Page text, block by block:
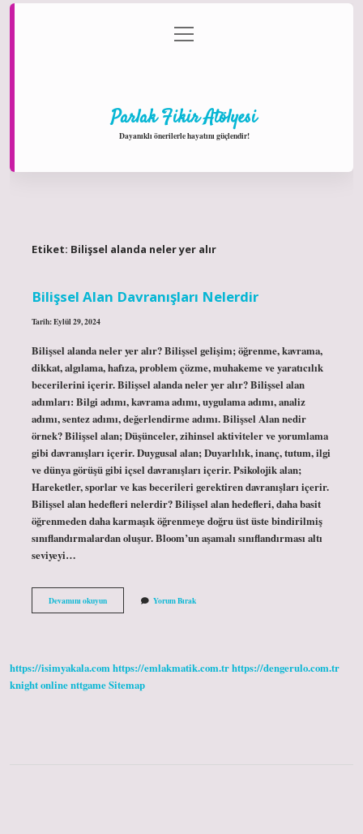
Gizlilik Politikası
menüyü
aç
Parlak Fikir Atölyesi
Dayanıklı önerilerle hayatını güçlendir!
Etiket: Bilişsel alanda neler yer alır
Bilişsel Alan Davranışları Nelerdir
Tarih: Eylül 29, 2024
Bilişsel alanda neler yer alır? Bilişsel gelişim; öğrenme, kavrama,
dikkat, algılama, hafıza, problem çözme, muhakeme ve yaratıcılık
becerilerini içerir. Bilişsel alanda neler yer alır? Bilişsel alan
adımları: Bilgi adımı, kavrama adımı, uygulama adımı, analiz
adımı, sentez adımı, değerlendirme adımı. Bilişsel Alan nedir
örnek? Bilişsel alan; Düşünceler, zihinsel aktiviteler ve yorumlama
gibi davranışları içerir. Duygusal alan; Duyarlılık, inanç, tutum, ilgi
ve dünya görüşü gibi içsel davranışları içerir. Psikolojik alan;
Hareketler, sporlar ve kas becerileri gerektiren davranışları içerir.
Bilişsel alan hedefleri nelerdir? Bilişsel alan hedefleri, daha basit
öğrenmeden daha karmaşık öğrenmeye doğru üst üste bindirilmiş
sınıflandırmalardan oluşur. Bloom’un aşamalı sınıflandırması altı
seviyeyi…
Devamını okuyunBilişsel
Alan
Yorum Bırak
https://isimyakala.comhttps://emlakmatik.com.trhttps://dengerulo.com.tr
knight onlinenttgameSitemap